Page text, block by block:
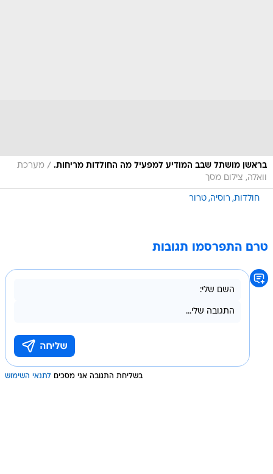
בראשן מושתל שבב המודיע למפעיל מה החולדות מריחות. / מערכת
וואלה, צילום מסך
חולדות רוסיה טרור
טרם התפרסמו תגובות
בשליחת התגובה אני מסכים לתנאי השימוש